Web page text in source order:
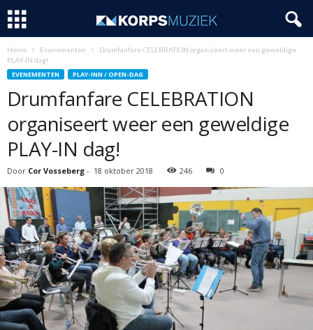
Home Evenementen
Drumfanfare CELEBRATION organiseert weer een geweldige
PLAY-IN dag!
EVENEMENTEN PLAY-INN / OPEN-DAG
Drumfanfare CELEBRATION
organiseert weer een geweldige
PLAY-IN dag!
Door Cor Vosseberg - 18 oktober 2018 246 0